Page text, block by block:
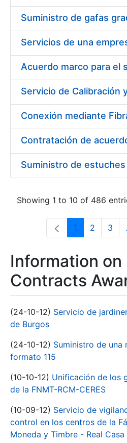
Showing 1 to 10 of 486
Page
1 Page
2 3
Information on
Contracts
(24-10-12) Servicio de
de Burgos
(24-10-12) Suministro de una
formato 115
(10-10-12) Unificación de los
de la FNMT-RCM-CERES
(10-09-12) Servicio de
control en los centros de la
Moneda y Timbre - Real